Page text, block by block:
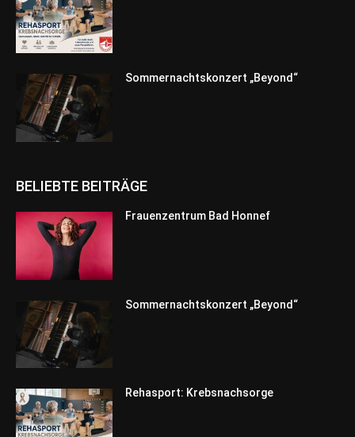
Sommernachtskonzert „Beyond“
BELIEBTE BEITRÄGE
Frauenzentrum Bad Honnef
Sommernachtskonzert „Beyond“
Rehasport: Krebsnachsorge